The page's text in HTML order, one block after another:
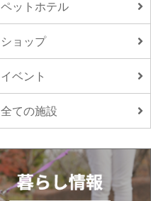
ペットホテル
ショップ
イベント
全ての施設